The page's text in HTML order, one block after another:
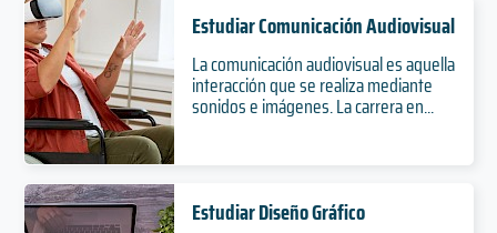
Estudiar Comunicación Audiovisual
La comunicación audiovisual es aquella
interacción que se realiza mediante
sonidos e imágenes. La carrera en...
Estudiar Diseño Gráfico